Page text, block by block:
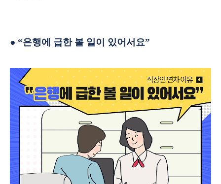
● “은행에 급한 볼 일이 있어서요”